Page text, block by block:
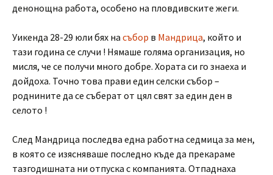
денонощна работа, особено на пловдивските жеги.
Уикенда 28-29 юли бях на събор в Мандрица, който и
тази година се случи ! Нямаше голяма организация, но
мисля, че се получи много добре. Хората си го знаеха и
дойдоха. Точно това прави един селски събор –
роднините да се съберат от цял свят за един ден в
селото !
След Мандрица последва една работна седмица за мен,
в която се изясняваше последно къде да прекараме
тазгодишната ни отпуска с компанията. Отпаднаха